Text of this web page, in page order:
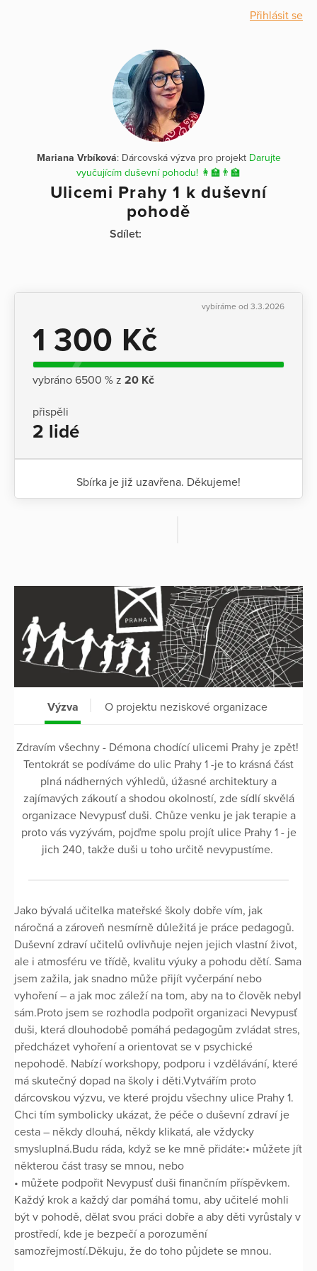
Přihlásit se
Mariana Vrbíková: Dárcovská výzva pro projekt Darujte
vyučujícím duševní pohodu! 👩‍🏫👨‍🏫
Ulicemi Prahy 1 k duševní
pohodě
Sdílet:
vybíráme od 3.3.2026
1 300 Kč
vybráno 6500 % z 20 Kč
přispěli
2 lidé
Sbírka je již uzavřena. Děkujeme!
Výzva O projektu neziskové organizace
Zdravím všechny - Démona chodící ulicemi Prahy je zpět!
Tentokrát se podíváme do ulic Prahy 1 -je to krásná část
plná nádherných výhledů, úžasné architektury a
zajímavých zákoutí a shodou okolností, zde sídlí skvělá
organizace Nevypusť duši. Chůze venku je jak terapie a
proto vás vyzývám, pojďme spolu projít ulice Prahy 1 - je
jich 240, takže duši u toho určitě nevypustíme.
Jako bývalá učitelka mateřské školy dobře vím, jak
náročná a zároveň nesmírně důležitá je práce pedagogů.
Duševní zdraví učitelů ovlivňuje nejen jejich vlastní život,
ale i atmosféru ve třídě, kvalitu výuky a pohodu dětí. Sama
jsem zažila, jak snadno může přijít vyčerpání nebo
vyhoření – a jak moc záleží na tom, aby na to člověk nebyl
sám.Proto jsem se rozhodla podpořit organizaci Nevypusť
duši, která dlouhodobě pomáhá pedagogům zvládat stres,
předcházet vyhoření a orientovat se v psychické
nepohodě. Nabízí workshopy, podporu i vzdělávání, které
má skutečný dopad na školy i děti.Vytvářím proto
dárcovskou výzvu, ve které projdu všechny ulice Prahy 1.
Chci tím symbolicky ukázat, že péče o duševní zdraví je
cesta – někdy dlouhá, někdy klikatá, ale vždycky
smysluplná.Budu ráda, když se ke mně přidáte:• můžete jít
některou část trasy se mnou, nebo
• můžete podpořit Nevypusť duši finančním příspěvkem.
Každý krok a každý dar pomáhá tomu, aby učitelé mohli
být v pohodě, dělat svou práci dobře a aby děti vyrůstaly v
prostředí, kde je bezpečí a porozumění
samozřejmostí.Děkuju, že do toho půjdete se mnou.